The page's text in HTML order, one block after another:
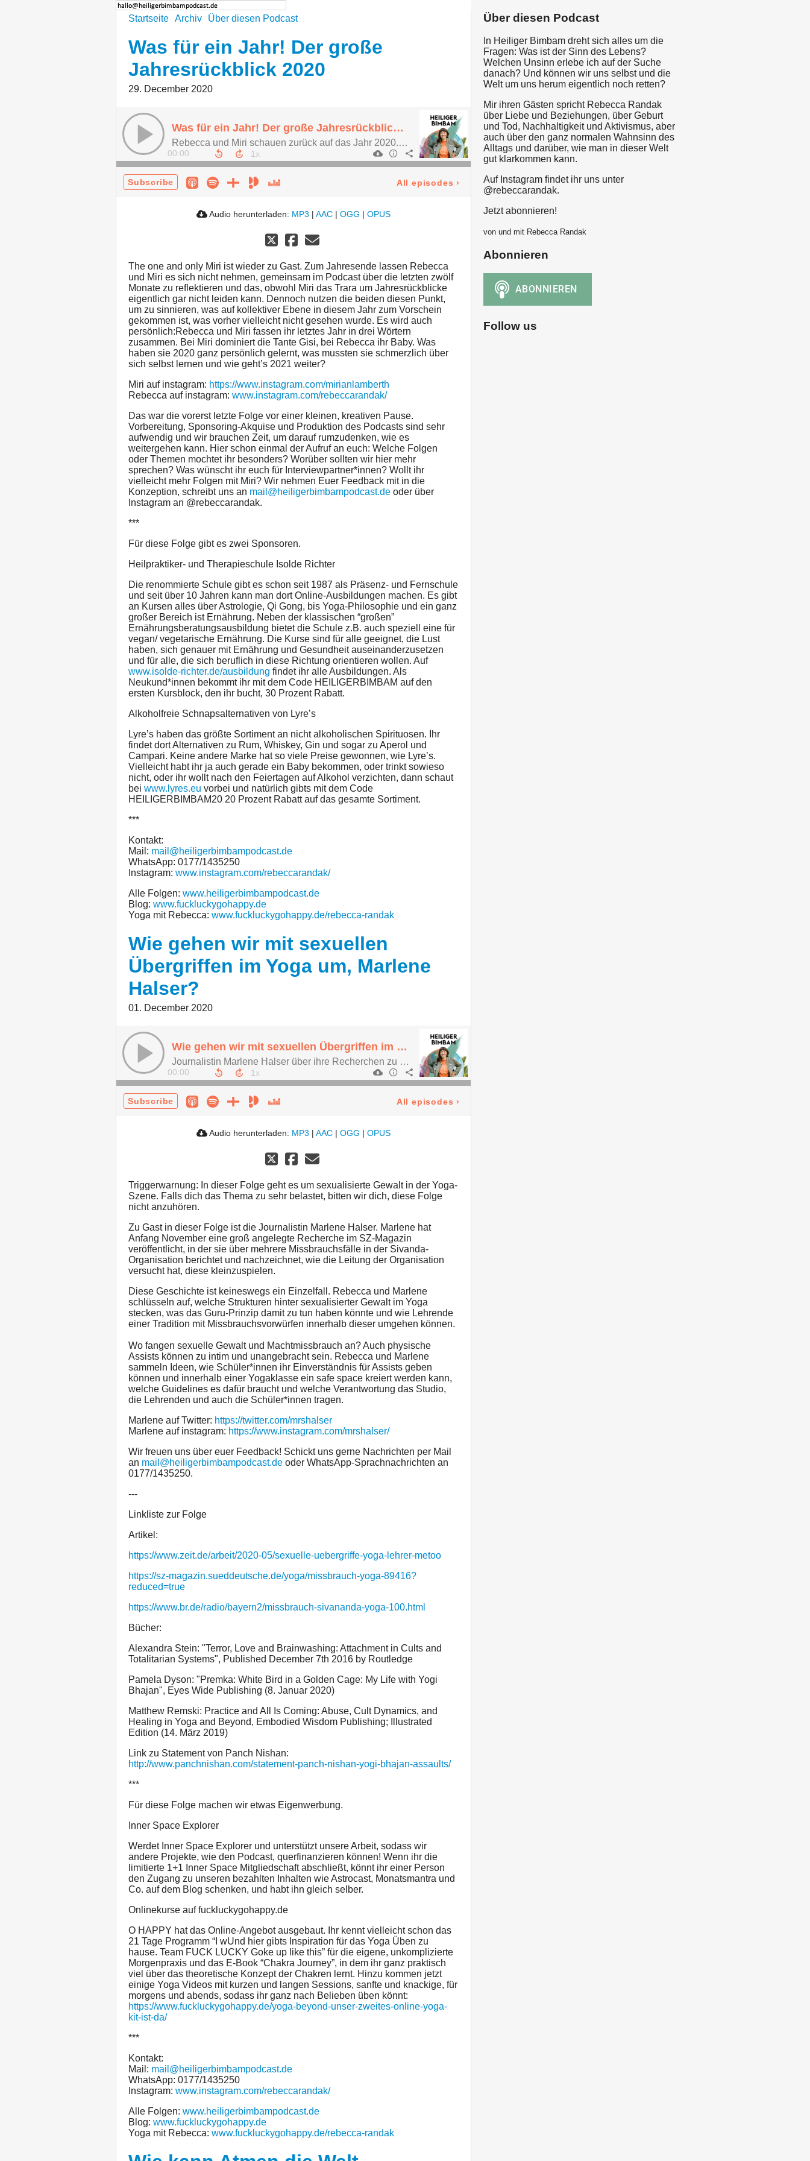
Startseite Archiv Über diesen Podcast
Was für ein Jahr! Der große
Jahresrückblick 2020
29. December 2020
Was für ein Jahr! Der große Jahresrückblick 2020
Rebecca und Miri schauen zurück auf das Jahr 2020. Was war kollektiv und persönlich los? Und was wünschen sie sich für die Welt im kommenden Jahr?
00:00
Subscribe All episodes ›
Audio herunterladen: MP3 | AAC | OGG | OPUS
The one and only Miri ist wieder zu Gast. Zum Jahresende lassen Rebecca
und Miri es sich nicht nehmen, gemeinsam im Podcast über die letzten zwölf
Monate zu reflektieren und das, obwohl Miri das Trara um Jahresrückblicke
eigentlich gar nicht leiden kann. Dennoch nutzen die beiden diesen Punkt,
um zu sinnieren, was auf kollektiver Ebene in diesem Jahr zum Vorschein
gekommen ist, was vorher vielleicht nicht gesehen wurde. Es wird auch
persönlich:Rebecca und Miri fassen ihr letztes Jahr in drei Wörtern
zusammen. Bei Miri dominiert die Tante Gisi, bei Rebecca ihr Baby. Was
haben sie 2020 ganz persönlich gelernt, was mussten sie schmerzlich über
sich selbst lernen und wie geht’s 2021 weiter?
Miri auf instagram: https://www.instagram.com/mirianlamberth
Rebecca auf instagram: www.instagram.com/rebeccarandak/
Das war die vorerst letzte Folge vor einer kleinen, kreativen Pause.
Vorbereitung, Sponsoring-Akquise und Produktion des Podcasts sind sehr
aufwendig und wir brauchen Zeit, um darauf rumzudenken, wie es
weitergehen kann. Hier schon einmal der Aufruf an euch: Welche Folgen
oder Themen mochtet ihr besonders? Worüber sollten wir hier mehr
sprechen? Was wünscht ihr euch für Interviewpartner*innen? Wollt ihr
vielleicht mehr Folgen mit Miri? Wir nehmen Euer Feedback mit in die
Konzeption, schreibt uns an mail@heiligerbimbampodcast.de oder über
Instagram an @rebeccarandak.
***
Für diese Folge gibt es zwei Sponsoren.
Heilpraktiker- und Therapieschule Isolde Richter
Die renommierte Schule gibt es schon seit 1987 als Präsenz- und Fernschule
und seit über 10 Jahren kann man dort Online-Ausbildungen machen. Es gibt
an Kursen alles über Astrologie, Qi Gong, bis Yoga-Philosophie und ein ganz
großer Bereich ist Ernährung. Neben der klassischen “großen”
Ernährungsberatungsausbildung bietet die Schule z.B. auch speziell eine für
vegan/ vegetarische Ernährung. Die Kurse sind für alle geeignet, die Lust
haben, sich genauer mit Ernährung und Gesundheit auseinanderzusetzen
und für alle, die sich beruflich in diese Richtung orientieren wollen. Auf
www.isolde-richter.de/ausbildung findet ihr alle Ausbildungen. Als
Neukund*innen bekommt ihr mit dem Code HEILIGERBIMBAM auf den
ersten Kursblock, den ihr bucht, 30 Prozent Rabatt.
Alkoholfreie Schnapsalternativen von Lyre’s
Lyre’s haben das größte Sortiment an nicht alkoholischen Spirituosen. Ihr
findet dort Alternativen zu Rum, Whiskey, Gin und sogar zu Aperol und
Campari. Keine andere Marke hat so viele Preise gewonnen, wie Lyre’s.
Vielleicht habt ihr ja auch gerade ein Baby bekommen, oder trinkt sowieso
nicht, oder ihr wollt nach den Feiertagen auf Alkohol verzichten, dann schaut
bei www.lyres.eu vorbei und natürlich gibts mit dem Code
HEILIGERBIMBAM20 20 Prozent Rabatt auf das gesamte Sortiment.
***
Kontakt:
Mail: mail@heiligerbimbampodcast.de
WhatsApp: 0177/1435250
Instagram: www.instagram.com/rebeccarandak/
Alle Folgen: www.heiligerbimbampodcast.de
Blog: www.fuckluckygohappy.de
Yoga mit Rebecca: www.fuckluckygohappy.de/rebecca-randak
Wie gehen wir mit sexuellen
Übergriffen im Yoga um, Marlene
Halser?
01. December 2020
Wie gehen wir mit sexuellen Übergriffen im Yoga um, Marlene Halser?
Journalistin Marlene Halser über ihre Recherchen zu sexualisierter Gewalt in der Sivananda Yoga-Organisation, warum das kein Einzelfall ist, wie Studios und Lehrende damit umgehen sollten und was wir alle tun können, um einen safe space zu kreieren.
00:00
Subscribe All episodes ›
Audio herunterladen: MP3 | AAC | OGG | OPUS
Triggerwarnung: In dieser Folge geht es um sexualisierte Gewalt in der Yoga-
Szene. Falls dich das Thema zu sehr belastet, bitten wir dich, diese Folge
nicht anzuhören.
Zu Gast in dieser Folge ist die Journalistin Marlene Halser. Marlene hat
Anfang November eine groß angelegte Recherche im SZ-Magazin
veröffentlicht, in der sie über mehrere Missbrauchsfälle in der Sivanda-
Organisation berichtet und nachzeichnet, wie die Leitung der Organisation
versucht hat, diese kleinzuspielen.
Diese Geschichte ist keineswegs ein Einzelfall. Rebecca und Marlene
schlüsseln auf, welche Strukturen hinter sexualisierter Gewalt im Yoga
stecken, was das Guru-Prinzip damit zu tun haben könnte und wie Lehrende
einer Tradition mit Missbrauchsvorwürfen innerhalb dieser umgehen können.
Wo fangen sexuelle Gewalt und Machtmissbrauch an? Auch physische
Assists können zu intim und unangebracht sein. Rebecca und Marlene
sammeln Ideen, wie Schüler*innen ihr Einverständnis für Assists geben
können und innerhalb einer Yogaklasse ein safe space kreiert werden kann,
welche Guidelines es dafür braucht und welche Verantwortung das Studio,
die Lehrenden und auch die Schüler*innen tragen.
Marlene auf Twitter: https://twitter.com/mrshalser
Marlene auf instagram: https://www.instagram.com/mrshalser/
Wir freuen uns über euer Feedback! Schickt uns gerne Nachrichten per Mail
an mail@heiligerbimbampodcast.de oder WhatsApp-Sprachnachrichten an
0177/1435250.
---
Linkliste zur Folge
Artikel:
https://www.zeit.de/arbeit/2020-05/sexuelle-uebergriffe-yoga-lehrer-metoo
https://sz-magazin.sueddeutsche.de/yoga/missbrauch-yoga-89416?
reduced=true
https://www.br.de/radio/bayern2/missbrauch-sivananda-yoga-100.html
Bücher:
Alexandra Stein: "Terror, Love and Brainwashing: Attachment in Cults and
Totalitarian Systems", Published December 7th 2016 by Routledge
Pamela Dyson: "Premka: White Bird in a Golden Cage: My Life with Yogi
Bhajan", Eyes Wide Publishing (8. Januar 2020)
Matthew Remski: Practice and All Is Coming: Abuse, Cult Dynamics, and
Healing in Yoga and Beyond, Embodied Wisdom Publishing; Illustrated
Edition (14. März 2019)
Link zu Statement von Panch Nishan:
http://www.panchnishan.com/statement-panch-nishan-yogi-bhajan-assaults/
***
Für diese Folge machen wir etwas Eigenwerbung.
Inner Space Explorer
Werdet Inner Space Explorer und unterstützt unsere Arbeit, sodass wir
andere Projekte, wie den Podcast, querfinanzieren können! Wenn ihr die
limitierte 1+1 Inner Space Mitgliedschaft abschließt, könnt ihr einer Person
den Zugang zu unseren bezahlten Inhalten wie Astrocast, Monatsmantra und
Co. auf dem Blog schenken, und habt ihn gleich selber.
Onlinekurse auf fuckluckygohappy.de
O HAPPY hat das Online-Angebot ausgebaut. Ihr kennt vielleicht schon das
21 Tage Programm “I wUnd hier gibts Inspiration für das Yoga Üben zu
hause. Team FUCK LUCKY Goke up like this” für die eigene, unkomplizierte
Morgenpraxis und das E-Book “Chakra Journey”, in dem ihr ganz praktisch
viel über das theoretische Konzept der Chakren lernt. Hinzu kommen jetzt
einige Yoga Videos mit kurzen und langen Sessions, sanfte und knackige, für
morgens und abends, sodass ihr ganz nach Belieben üben könnt:
https://www.fuckluckygohappy.de/yoga-beyond-unser-zweites-online-yoga-
kit-ist-da/
***
Kontakt:
Mail: mail@heiligerbimbampodcast.de
WhatsApp: 0177/1435250
Instagram: www.instagram.com/rebeccarandak/
Alle Folgen: www.heiligerbimbampodcast.de
Blog: www.fuckluckygohappy.de
Yoga mit Rebecca: www.fuckluckygohappy.de/rebecca-randak
Über diesen Podcast
In Heiliger Bimbam dreht sich alles um die
Fragen: Was ist der Sinn des Lebens?
Welchen Unsinn erlebe ich auf der Suche
danach? Und können wir uns selbst und die
Welt um uns herum eigentlich noch retten?
Mir ihren Gästen spricht Rebecca Randak
über Liebe und Beziehungen, über Geburt
und Tod, Nachhaltigkeit und Aktivismus, aber
auch über den ganz normalen Wahnsinn des
Alltags und darüber, wie man in dieser Welt
gut klarkommen kann.
Auf Instagram findet ihr uns unter
@rebeccarandak.
Jetzt abonnieren!
von und mit Rebecca Randak
Abonnieren
Follow us